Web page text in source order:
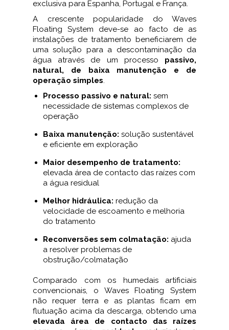
exclusiva para Espanha, Portugal e França.
A crescente popularidade do Waves
Floating System deve-se ao facto de as
instalações de tratamento beneficiarem de
uma solução para a descontaminação da
água através de um processo passivo,
natural, de baixa manutenção e de
operação simples.
Processo passivo e natural: sem
necessidade de sistemas complexos de
operação
Baixa manutenção: solução sustentável
e eficiente em exploração
Maior desempenho de tratamento:
elevada área de contacto das raízes com
a água residual
Melhor hidráulica: redução da
velocidade de escoamento e melhoria
do tratamento
Reconversões sem colmatação: ajuda
a resolver problemas de
obstrução/colmatação
Comparado com os humedais artificiais
convencionais, o Waves Floating System
não requer terra e as plantas ficam em
flutuação acima da descarga, obtendo uma
elevada área de contacto das raízes